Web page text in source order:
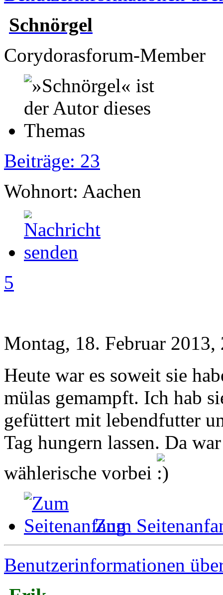
Schnörgel
Corydorasforum-Member
Beiträge: 23
Wohnort: Aachen
5
Montag, 18. Februar 2013,
Heute war es soweit sie
mülas gemampft. Ich hab
gefüttert mit lebendfutter
Tag hungern lassen. Da
wählerische vorbei
Zum
Benutzerinformationen